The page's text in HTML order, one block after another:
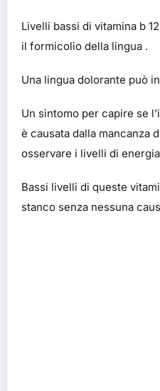
Livelli bassi di vitamina b
il formicolio della lingua .
Una lingua dolorante può
Un sintomo per capire se
è causata dalla mancanza
osservare i livelli di
Bassi livelli di queste
stanco senza nessuna